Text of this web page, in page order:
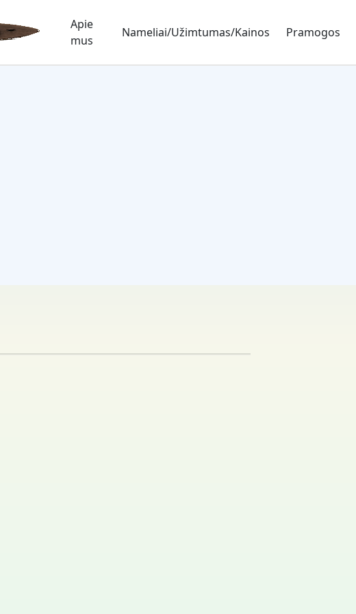
Apie
mus
Nameliai/Užimtumas/Kainos Pramogos